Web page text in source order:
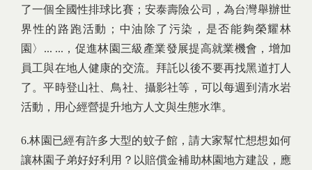
了一個全國性排球比賽；安泰壽險公司，為台灣舉辦世
界性的路跑活動；中油除了污染，是否能夠榮耀林
園〉... ...，促進林園三級產業發展提高就業機會，增加
員工與在地人健康的交流。拜託以後不要再找黑道打人
了。平時登山社、鳥社、攝影社等，可以每週到清水岩
活動，用心經營提升地方人文與生態水準。
6.林園已經有許多大型的蚊子館，請大家幫忙想想如何
讓林園子弟好好利用？以賠償金補助林園地方建設，應